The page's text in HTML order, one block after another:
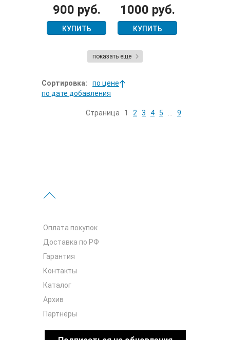
НАГРАД
900 руб.
КУПИТЬ
СЕРЕБРЯНЫМ
КОЛЬЦОМ . НОВОДЕЛ!
1000 руб.
КУПИТЬ
показать еще
Сортировка:
по цене
по дате добавления
Страница 1 2 3 4 5 9
Оплата покупок
Доставка по РФ
Гарантия
Контакты
Каталог
Архив
Партнёры